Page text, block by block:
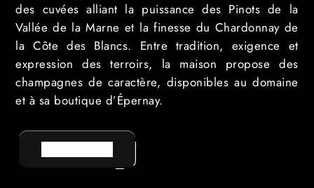
des cuvées alliant la puissance des Pinots de la
Vallée de la Marne et la finesse du Chardonnay de
la Côte des Blancs. Entre tradition, exigence et
expression des terroirs, la maison propose des
champagnes de caractère, disponibles au domaine
et à sa boutique d’Épernay.